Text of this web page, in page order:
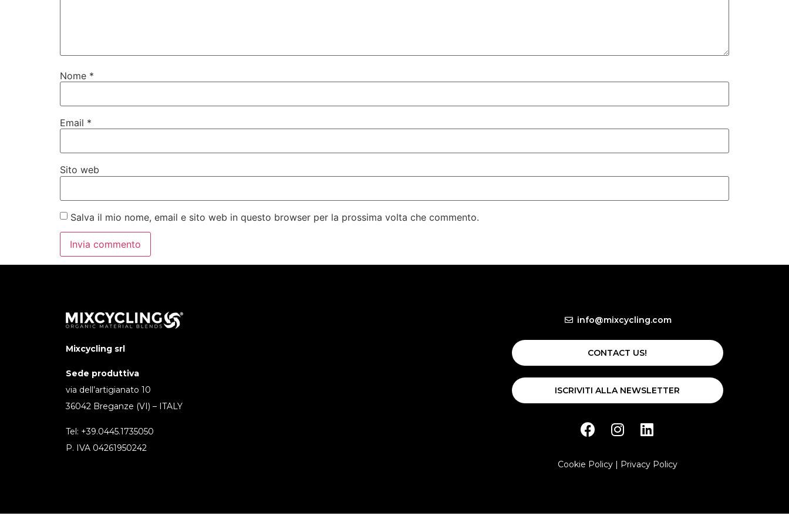
Nome *
Email *
Sito web
Salva il mio nome, email e sito web in questo browser per la prossima volta che commento.
Mixcycling srl
Sede produttiva
via dell’artigianato 10
36042 Breganze (VI) – ITALY
Tel: +39.0445.1735050
P. IVA 04261950242
info@mixcycling.com
CONTACT US!
ISCRIVITI ALLA NEWSLETTER
Cookie Policy| Privacy Policy